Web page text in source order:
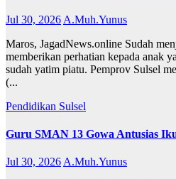
Jul 30, 2026 A.Muh.Yunus
Maros, JagadNews.online Sudah
memberikan perhatian kepada anak
sudah yatim piatu. Pemprov Sulsel
(...
Pendidikan Sulsel
Guru SMAN 13 Gowa Antusias
Jul 30, 2026 A.Muh.Yunus